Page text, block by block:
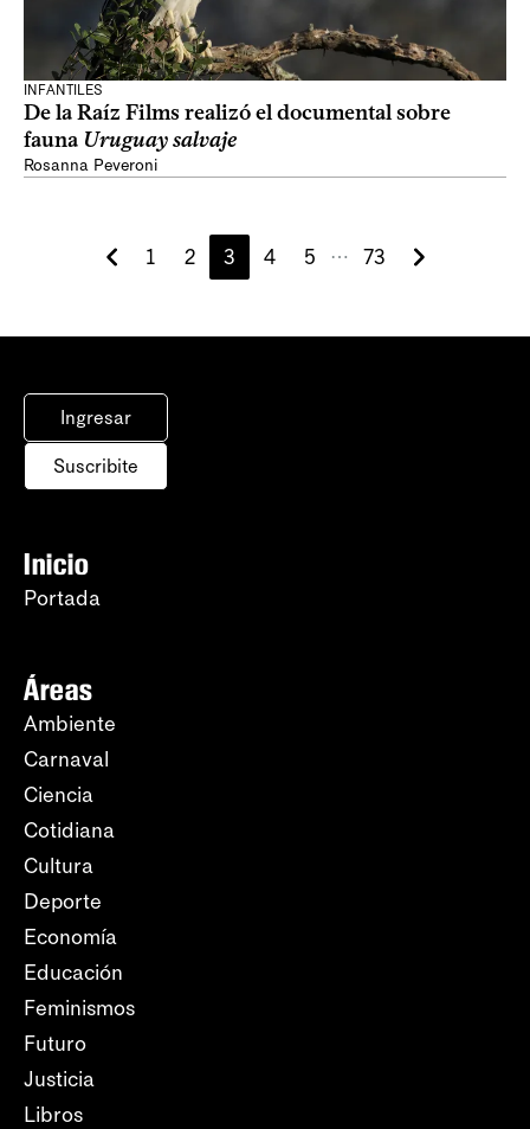
INFANTILES
De la Raíz Films realizó el documental sobre
fauna Uruguay salvaje
Rosanna Peveroni
1 2 3 4 5 ⋯ 73
Ingresar
Suscribite
Inicio
Portada
Áreas
Ambiente
Carnaval
Ciencia
Cotidiana
Cultura
Deporte
Economía
Educación
Feminismos
Futuro
Justicia
Libros